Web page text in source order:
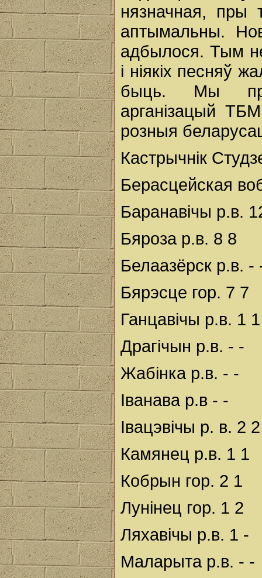
нязначная,
аптымальны.
адбылося. Тым
і ніякіх песняў
быць. Мы
арганізацый
розныя
Кастрычнік
Берасцейская
Баранавічы р.в.
Бяроза р.в. 8 8
Белаазёрск р.в. -
Бярэсце гор. 7 7
Ганцавічы р.в. 1 1
Драгічын р.в. - -
Жабінка р.в. - -
Іванава р.в - -
Івацэвічы р. в. 2 2
Камянец р.в. 1 1
Кобрын гор. 2 1
Лунінец гор. 1 2
Ляхавічы р.в. 1 -
Маларыта р.в. - -